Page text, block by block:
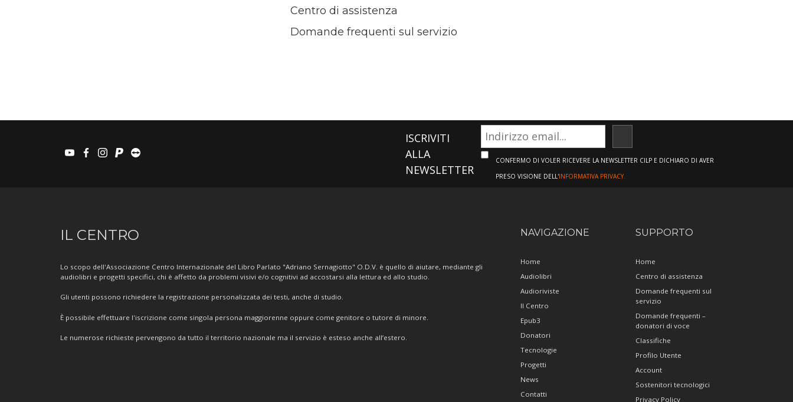
Centro di assistenza
Domande frequenti sul servizio
youtubefacebook
instagram
paypalteamviewer
ISCRIVITI
ALLA
NEWSLETTER
CONFERMO DI VOLER RICEVERE LA NEWSLETTER CILP E DICHIARO DI AVER
PRESO VISIONE DELL'INFORMATIVA PRIVACY.
Informazioni
IL CENTRO
Lo scopo dell'Associazione Centro Internazionale del Libro Parlato "Adriano Sernagiotto" O.D.V. è quello di aiutare, mediante gli
audiolibri e progetti specifici, chi è affetto da problemi visivi e/o cognitivi ad accostarsi alla lettura ed allo studio.
Gli utenti possono richiedere la registrazione personalizzata dei testi, anche di studio.
È possibile effettuare l'iscrizione come singola persona maggiorenne oppure come genitore o tutore di minore.
Le numerose richieste pervengono da tutto il territorio nazionale ma il servizio è esteso anche all’estero.
NAVIGAZIONE
Home
Audiolibri
Audioriviste
Il Centro
Epub3
Donatori
Tecnologie
Progetti
News
Contatti
SUPPORTO
Home
Centro di assistenza
Domande frequenti sul
servizio
Domande frequenti –
donatori di voce
Classifiche
Profilo Utente
Account
Sostenitori tecnologici
Privacy Policy